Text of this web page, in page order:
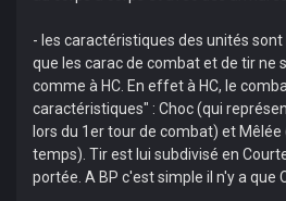
- les caractéristiques des unités
que les carac de combat et de tir ne
comme à HC. En effet à HC, le
caractéristiques" : Choc (qui
lors du 1er tour de combat) et
temps). Tir est lui subdivisé en
portée. A BP c'est simple il n'y a que